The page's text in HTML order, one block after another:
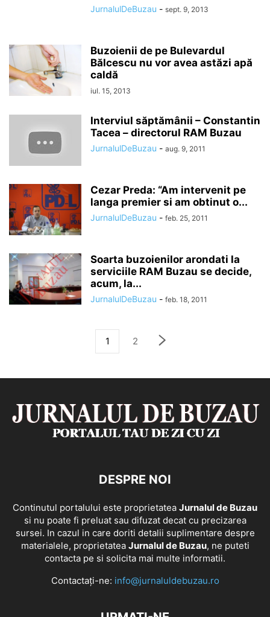
JurnalulDeBuzau - sept. 9, 2013
Buzoienii de pe Bulevardul
Bălcescu nu vor avea astăzi apă
caldă
iul. 15, 2013
Interviul săptămânii – Constantin
Tacea – directorul RAM Buzau
JurnalulDeBuzau - aug. 9, 2011
Cezar Preda: “Am intervenit pe
langa premier si am obtinut o...
JurnalulDeBuzau - feb. 25, 2011
Soarta buzoienilor arondati la
serviciile RAM Buzau se decide,
acum, la...
JurnalulDeBuzau - feb. 18, 2011
1 2
DESPRE NOI
Continutul portalului este proprietatea Jurnalul de Buzau
si nu poate fi preluat sau difuzat decat cu precizarea
sursei. In cazul in care doriti detalii suplimentare despre
materialele, proprietatea Jurnalul de Buzau, ne puteti
contacta pe si solicita mai multe informatii.
Contactați-ne: info@jurnaluldebuzau.ro